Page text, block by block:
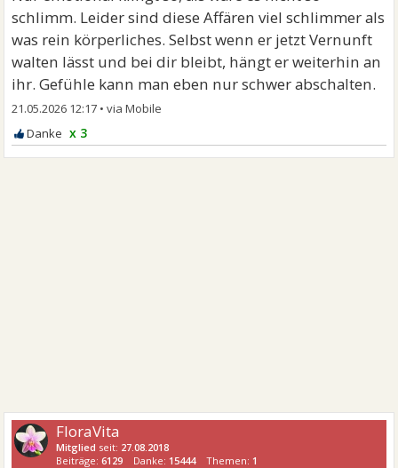
schlimm. Leider sind diese Affären viel schlimmer als
was rein körperliches. Selbst wenn er jetzt Vernunft
walten lässt und bei dir bleibt, hängt er weiterhin an
ihr. Gefühle kann man eben nur schwer abschalten.
21.05.2026 12:17 •
x 3
FloraVita
Mitglied seit: 27.08.2018
Beiträge:6129 Danke: 15444 Themen: 1